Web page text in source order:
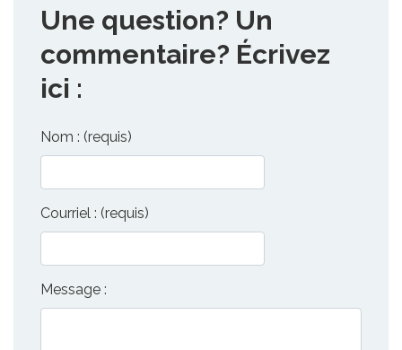
Une question? Un
commentaire? Écrivez
ici :
Nom : (requis)
Courriel : (requis)
Message :